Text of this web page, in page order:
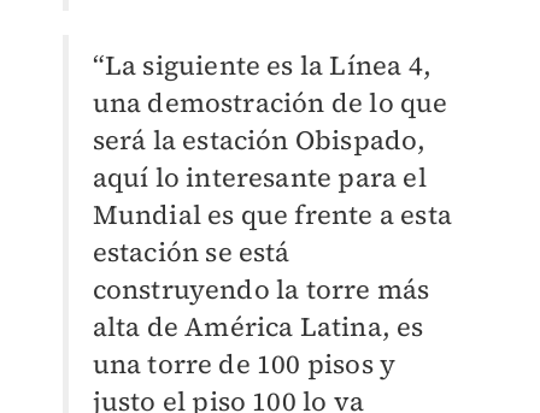
“La siguiente es la Línea 4,
una demostración de lo que
será la estación Obispado,
aquí lo interesante para el
Mundial es que frente a esta
estación se está
construyendo la torre más
alta de América Latina, es
una torre de 100 pisos y
justo el piso 100 lo va